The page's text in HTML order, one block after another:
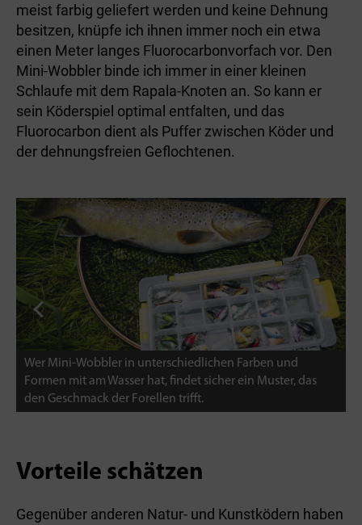
meist farbig geliefert werden und keine Dehnung
besitzen, knüpfe ich ihnen immer noch ein etwa
einen Meter langes Fluorocarbonvorfach vor. Den
Mini-Wobbler binde ich immer in einer kleinen
Schlaufe mit dem Rapala-Knoten an. So kann er
sein Köderspiel optimal entfalten, und das
Fluorocarbon dient als Puffer zwischen Köder und
der dehnungsfreien Geflochtenen.
das
Nicht nur für Bachforellen, sondern auch für
sind Wobbler im Forellendesign ein absoluter
Leckerbissen.
Vorteile schätzen
Gegenüber anderen Natur- und Kunstködern haben